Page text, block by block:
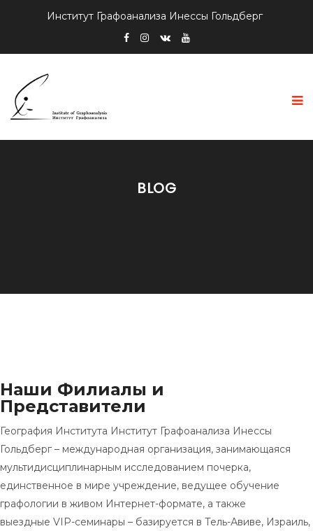
Институт Графоанализа Инессы Гольдберг
BLOG
Наши Филиалы и
Представители
География Института Институт Графоанализа Инессы
Гольдберг – международная организация, занимающаяся
мультидисциплинарным исследованием почерка,
единственное в мире учреждение, ведущее обучение
графологии в живом Интернет-формате, а также
выездные VIP-семинары – базируется в Тель-Авиве, Израиль,